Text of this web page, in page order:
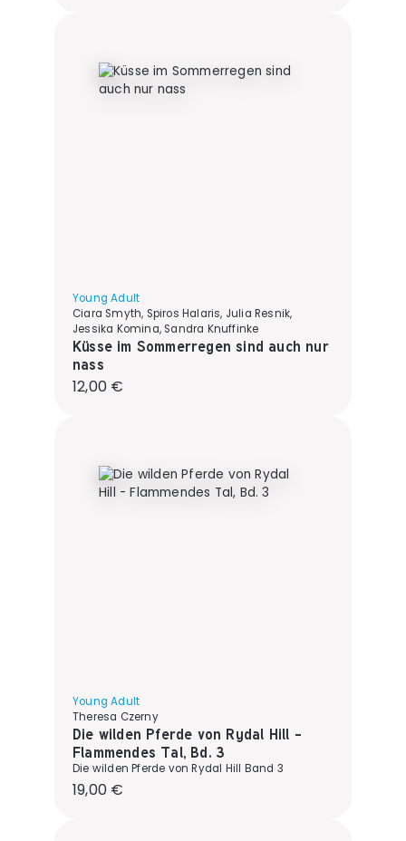
Young Adult
Ciara Smyth, Spiros Halaris, Julia Resnik,
Jessika Komina, Sandra Knuffinke
Küsse im Sommerregen sind auch nur
nass
Regulärer Preis:
12,00 €
Young Adult
Theresa Czerny
Die wilden Pferde von Rydal Hill -
Flammendes Tal, Bd. 3
Die wilden Pferde von Rydal Hill Band 3
Regulärer Preis:
19,00 €